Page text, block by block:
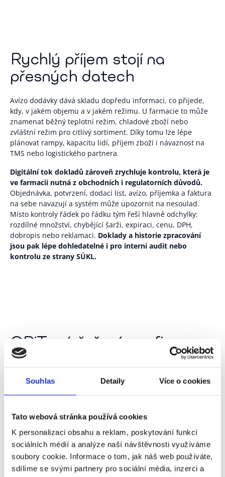
Souhlas Detaily Více o cookies
Tato webová stránka používá cookies
K personalizaci obsahu a reklam, poskytování funkcí
sociálních médií a analýze naší návštěvnosti využíváme
soubory cookie. Informace o tom, jak náš web používáte,
sdílíme se svými partnery pro sociální média, inzerci a
Rychlý příjem stojí na
přesných datech
Avízo dodávky dává skladu dopředu informaci, co přijede,
kdy, v jakém objemu a v jakém režimu. U farmacie to může
znamenat běžný teplotní režim, chladové zboží nebo
zvláštní režim pro citlivý sortiment. Díky tomu lze lépe
plánovat rampy, kapacitu lidí, příjem zboží i návaznost na
TMS nebo logistického partnera.
Digitální tok dokladů zároveň zrychluje kontrolu, která je
ve farmacii nutná z obchodních i regulatorních důvodů.
Objednávka, potvrzení, dodací list, avízo, příjemka a faktura
na sebe navazují a systém může upozornit na nesoulad.
Místo kontroly řádek po řádku tým řeší hlavně odchylky:
rozdílné množství, chybějící šarži, expiraci, cenu, DPH,
dobropis nebo reklamaci. Doklady a historie zpracování
jsou pak lépe dohledatelné i pro interní audit nebo
kontrolu ze strany SÚKL.
GRiT má řešení pro firmy ve
farmacii a zdravotnictví,
které potřebují
doplňkového sortimentu
režimu
zrychlit příjem, kontrolu a zaskladnění dodaného zboží
sjednotit objednávky, avíza, dodací listy, faktury a
skladová data